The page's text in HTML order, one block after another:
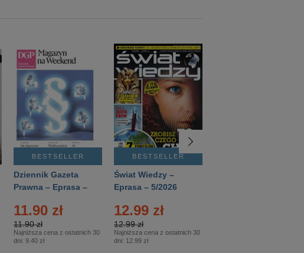
BESTSELLER
Dziennik Gazeta
Prawna – Eprasa –
11.90 zł
11.90 zł
Najniższa cena z ostatnich 30
dni: 9.40 zł
BESTSELLER
Świat Wiedzy –
Eprasa – 5/2026
12.99 zł
12.99 zł
Najniższa cena z ostatnich 30
dni: 12.99 zł